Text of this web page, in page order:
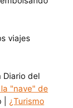
viajes
Diario del
"nave" de
| ¿Turismo